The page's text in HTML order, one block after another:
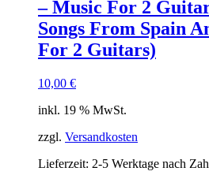
– Music For 2
Songs From Spain
For 2 Guitars)
10,00 €
inkl. 19 % MwSt.
zzgl. Versandkosten
Lieferzeit: 2-5 Werktage nach